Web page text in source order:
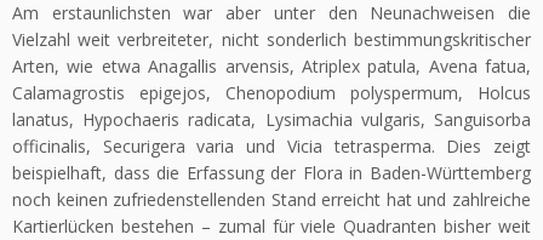
Am erstaunlichsten war aber unter den Neunachweisen die
Vielzahl weit verbreiteter, nicht sonderlich bestimmungskritischer
Arten, wie etwa Anagallis arvensis, Atriplex patula, Avena fatua,
Calamagrostis epigejos, Chenopodium polyspermum, Holcus
lanatus, Hypochaeris radicata, Lysimachia vulgaris, Sanguisorba
officinalis, Securigera varia und Vicia tetrasperma. Dies zeigt
beispielhaft, dass die Erfassung der Flora in Baden-Württemberg
noch keinen zufriedenstellenden Stand erreicht hat und zahlreiche
Kartierlücken bestehen – zumal für viele Quadranten bisher weit